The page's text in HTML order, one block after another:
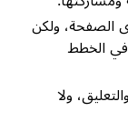
الصفحة، ولكن
في الخطط
ولا